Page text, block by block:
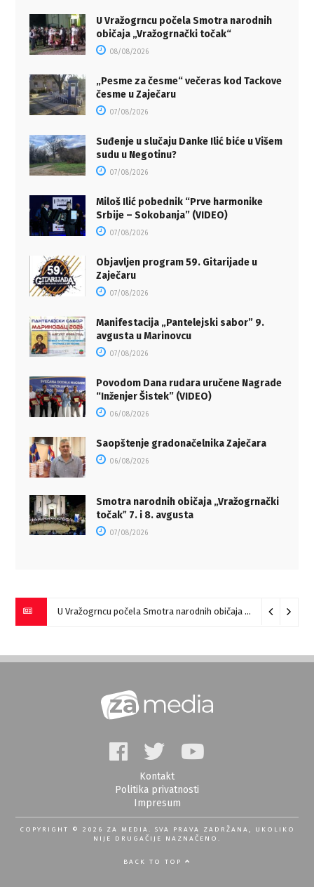
U Vražogrncu počela Smotra narodnih
običaja „Vražogrnački točak“
08/08/2026
„Pesme za česme“ večeras kod Tackove
česme u Zaječaru
07/08/2026
Suđenje u slučaju Danke Ilić biće u Višem
sudu u Negotinu?
07/08/2026
Miloš Ilić pobednik “Prve harmonike
Srbije – Sokobanja” (VIDEO)
07/08/2026
Objavljen program 59. Gitarijade u
Zaječaru
07/08/2026
Manifestacija „Pantelejski sabor” 9.
avgusta u Marinovcu
07/08/2026
Povodom Dana rudara uručene Nagrade
“Inženjer Šistek” (VIDEO)
06/08/2026
Saopštenje gradonačelnika Zaječara
06/08/2026
Smotra narodnih običaja „Vražogrnački
točakˮ 7. i 8. avgusta
07/08/2026
U Vražogrncu počela Smotra narodnih običaja „Vražogrnački točak“
Kontakt
Politika privatnosti
Impresum
COPYRIGHT © 2026 ZA MEDIA. SVA PRAVA ZADRŽANA, UKOLIKO
NIJE DRUGAČIJE NAZNAČENO.
BACK TO TOP